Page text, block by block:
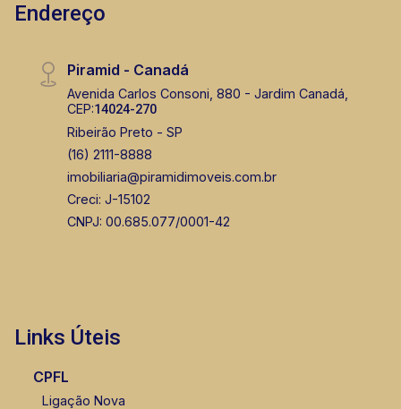
Endereço
Piramid - Canadá
Avenida Carlos Consoni, 880 - Jardim Canadá,
CEP:14024-270
Ribeirão Preto - SP
(16) 2111-8888
imobiliaria@piramidimoveis.com.br
Creci: J-15102
CNPJ: 00.685.077/0001-42
Links Úteis
CPFL
Ligação Nova